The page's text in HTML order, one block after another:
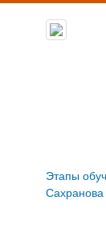
Этапы
Сахранова